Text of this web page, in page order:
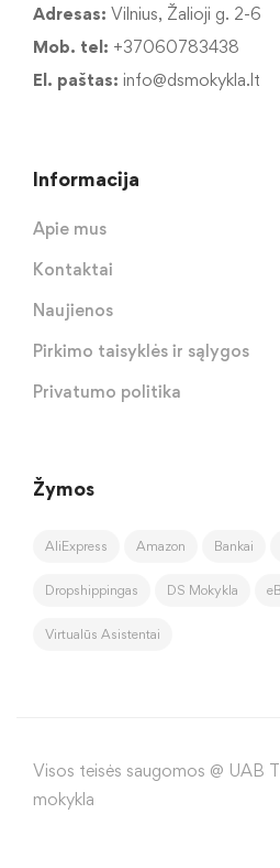
Adresas: Vilnius, Žalioji g. 2-6
Mob. tel: +37060783438
El. paštas: info@dsmokykla.lt
Informacija
Apie mus
Kontaktai
Naujienos
Pirkimo taisyklės ir sąlygos
Privatumo politika
Žymos
AliExpress Amazon Bankai
Dropshippingas DS Mokykla
Virtualūs Asistentai
Visos teisės saugomos @ UAB
mokykla